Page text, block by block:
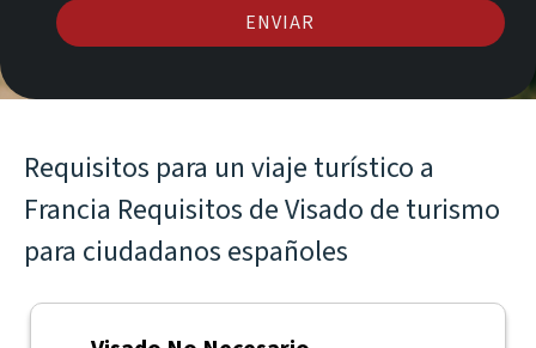
ENVIAR
Requisitos para un viaje turístico a
Francia Requisitos de Visado de turismo
para ciudadanos españoles